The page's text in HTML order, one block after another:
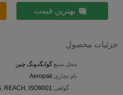
بهترین قیمت
جزئیات محصول
محل منبع:گوانگدونگ چین
نام تجاری:Aeropak
گواهی:REACH, ISO9001